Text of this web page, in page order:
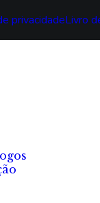
privacidadeLivro